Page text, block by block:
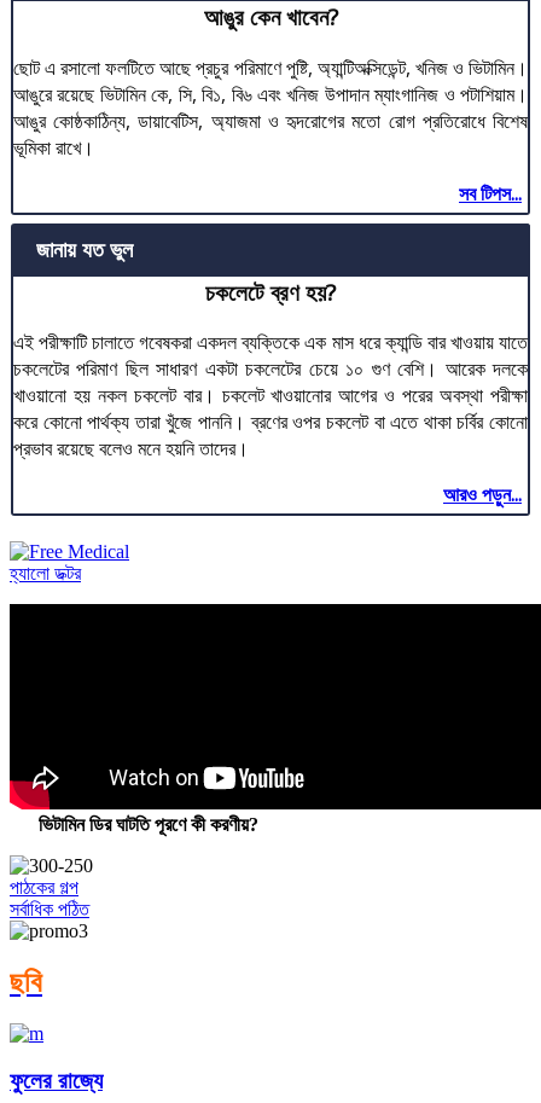
আঙুর কেন খাবেন?
ছোট এ রসালো ফলটিতে আছে প্রচুর পরিমাণে পুষ্টি, অ্যান্টিঅক্সিডেন্ট, খনিজ ও ভিটামিন।
আঙুরে রয়েছে ভিটামিন কে, সি, বি১, বি৬ এবং খনিজ উপাদান ম্যাংগানিজ ও পটাশিয়াম।
আঙুর কোষ্ঠকাঠিন্য, ডায়াবেটিস, অ্যাজমা ও হৃদরোগের মতো রোগ প্রতিরোধে বিশেষ
ভূমিকা রাখে।
সব টিপস...
জানায় যত ভুল
চকলেটে ব্রণ হয়?
এই পরীক্ষাটি চালাতে গবেষকরা একদল ব্যক্তিকে এক মাস ধরে ক্যান্ডি বার খাওয়ায় যাতে
চকলেটের পরিমাণ ছিল সাধারণ একটা চকলেটের চেয়ে ১০ গুণ বেশি। আরেক দলকে
খাওয়ানো হয় নকল চকলেট বার। চকলেট খাওয়ানোর আগের ও পরের অবস্থা পরীক্ষা
করে কোনো পার্থক্য তারা খুঁজে পাননি। ব্রণের ওপর চকলেট বা এতে থাকা চর্বির কোনো
প্রভাব রয়েছে বলেও মনে হয়নি তাদের।
আরও পড়ুন...
হ্যালো ডক্টর
ভিটামিন ডির ঘাটতি পূরণে কী করণীয়?
পাঠকের গল্প
সর্বাধিক পঠিত
ছবি
ফুলের রাজ্যে